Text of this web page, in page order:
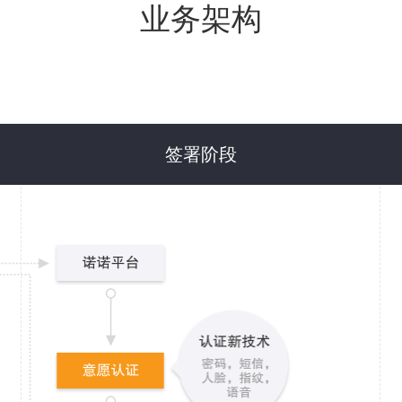
业务架构
签署阶段